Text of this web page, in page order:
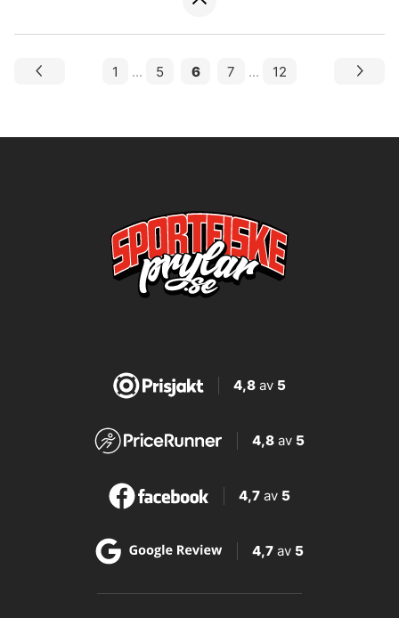
1 ... 5 6 7 ... 12
4,8av 5
4,8 av 5
4,7 av 5
4,7 av 5